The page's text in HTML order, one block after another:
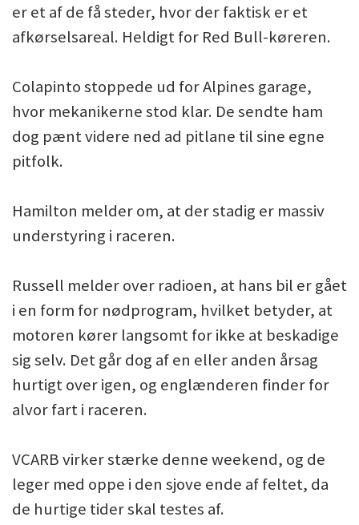
er et af de få steder, hvor der faktisk er et
afkørselsareal. Heldigt for Red Bull-køreren.
Colapinto stoppede ud for Alpines garage,
hvor mekanikerne stod klar. De sendte ham
dog pænt videre ned ad pitlane til sine egne
pitfolk.
Hamilton melder om, at der stadig er massiv
understyring i raceren.
Russell melder over radioen, at hans bil er gået
i en form for nødprogram, hvilket betyder, at
motoren kører langsomt for ikke at beskadige
sig selv. Det går dog af en eller anden årsag
hurtigt over igen, og englænderen finder for
alvor fart i raceren.
VCARB virker stærke denne weekend, og de
leger med oppe i den sjove ende af feltet, da
de hurtige tider skal testes af.